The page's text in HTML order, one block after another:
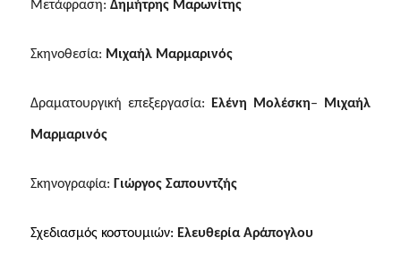
Μετάφραση: Δημήτρης Μαρωνίτης
Σκηνοθεσία: Μιχαήλ Μαρμαρινός
Δραματουργική επεξεργασία: Ελένη Μολέσκη– Μιχαήλ
Μαρμαρινός
Σκηνογραφία: Γιώργος Σαπουντζής
Σχεδιασμός κοστουμιών: Ελευθερία Αράπογλου